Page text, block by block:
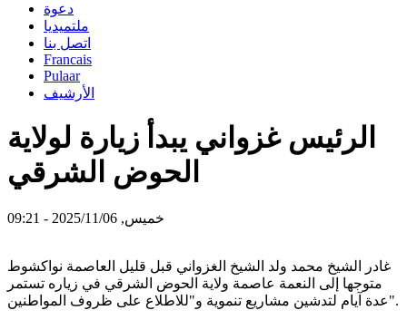
دعوة
ملتميديا
اتصل بنا
Francais
Pulaar
الأرشيف
الرئيس غزواني يبدأ زيارة لولاية
الحوض الشرقي
خميس, 2025/11/06 - 09:21
غادر الشيخ محمد ولد الشيخ الغزواني قبل قليل العاصمة نواكشوط
متوجها إلى النعمة عاصمة ولاية الحوض الشرقي في زياره تستمر
عدة آيام لتدشين مشاريع تنموية و"للاطلاع على ظروف المواطنين".